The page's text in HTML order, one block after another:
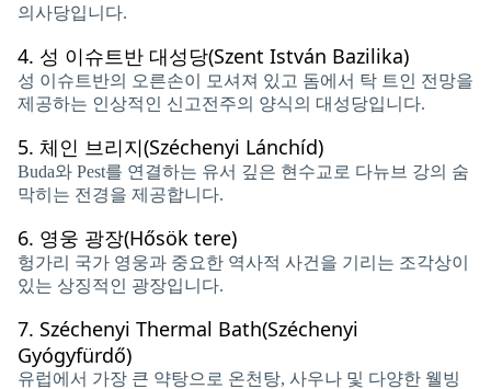
의사당입니다.
4. 성 이슈트반 대성당(Szent István Bazilika)
성 이슈트반의 오른손이 모셔져 있고 돔에서 탁 트인 전망을
제공하는 인상적인 신고전주의 양식의 대성당입니다.
5. 체인 브리지(Széchenyi Lánchíd)
Buda와 Pest를 연결하는 유서 깊은 현수교로 다뉴브 강의 숨
막히는 전경을 제공합니다.
6. 영웅 광장(Hősök tere)
헝가리 국가 영웅과 중요한 역사적 사건을 기리는 조각상이
있는 상징적인 광장입니다.
7. Széchenyi Thermal Bath(Széchenyi
Gyógyfürdő)
유럽에서 가장 큰 약탕으로 온천탕, 사우나 및 다양한 웰빙